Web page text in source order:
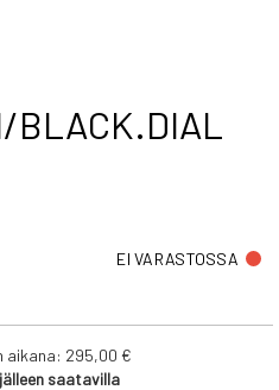
EI VARASTOSSA
aikana: 295,00 €
saatavilla